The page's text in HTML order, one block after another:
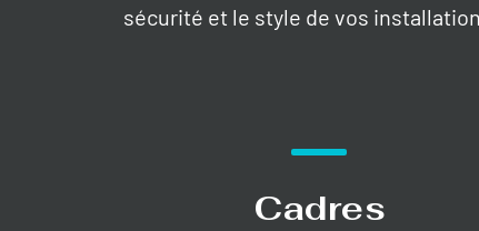
sécurité et le style de vos
Cadres